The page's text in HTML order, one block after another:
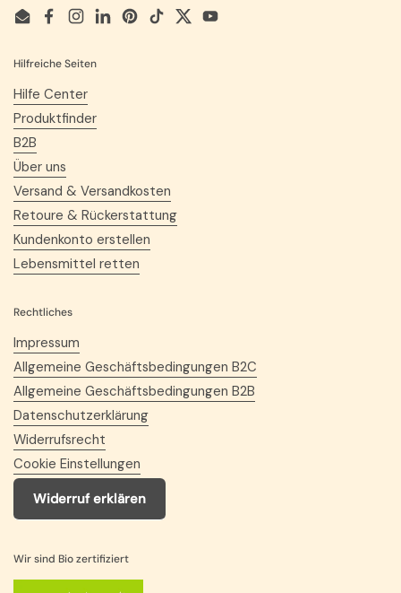
EmailFacebook
Instagram
LinkedInPinterest
TikTokTwitterYouTube
Hilfreiche Seiten
Hilfe Center
Produktfinder
B2B
Über uns
Versand & Versandkosten
Retoure & Rückerstattung
Kundenkonto erstellen
Lebensmittel retten
Rechtliches
Impressum
Allgemeine Geschäftsbedingungen B2C
Allgemeine Geschäftsbedingungen B2B
Datenschutzerklärung
Widerrufsrecht
Cookie Einstellungen
Widerruf erklären
Wir sind Bio zertifiziert